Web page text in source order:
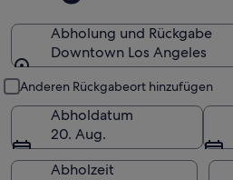
Abholung und Rückgabe
Downtown Los Angeles
Anderen Rückgabeort hinzufügen
Abholdatum
20. Aug.
Abholzeit